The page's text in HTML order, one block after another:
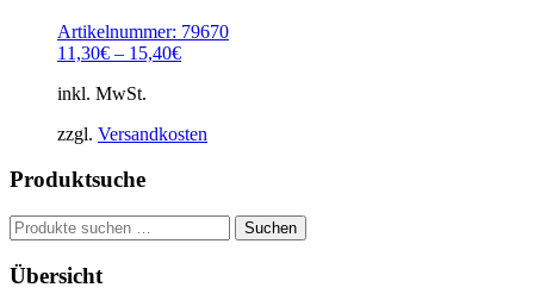
Artikelnummer: 79670
11,30€ – 15,40€
inkl. MwSt.
zzgl. Versandkosten
Produktsuche
Suche
nach:
Suchen
Übersicht